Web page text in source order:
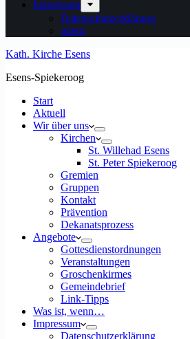
Impressum
Datenschutzerklärung
intern
Kath. Kirche Esens
Esens-Spiekeroog
Start
Aktuell
Wir über uns
Kirchen
St. Willehad Esens
St. Peter Spiekeroog
Gremien
Gruppen
Kontakt
Prävention
Dekanatsprozess
Angebote
Gottesdienstordnungen
Veranstaltungen
Groschenkirmes
Gemeindebrief
Link-Tipps
Was ist, wenn…
Impressum
Datenschutzerklärung